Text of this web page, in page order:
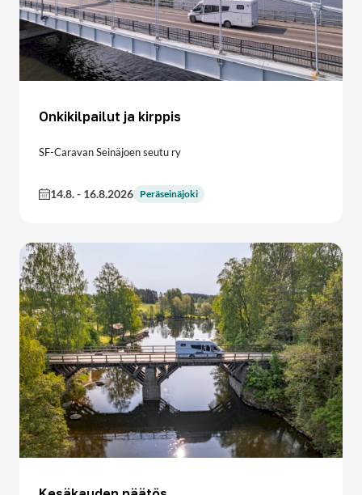
Onkikilpailut ja kirppis
SF-Caravan Seinäjoen seutu ry
14.8.- 16.8.2026 Peräseinäjoki